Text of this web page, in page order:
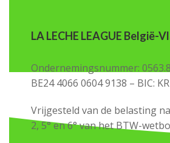
LA LECHE LEAGUE België-
Ondernemingsnummer:
BE24 4066 0604 9138 – BIC:
Vrijgesteld van de belasting
2, 5° en 6° van het BTW-